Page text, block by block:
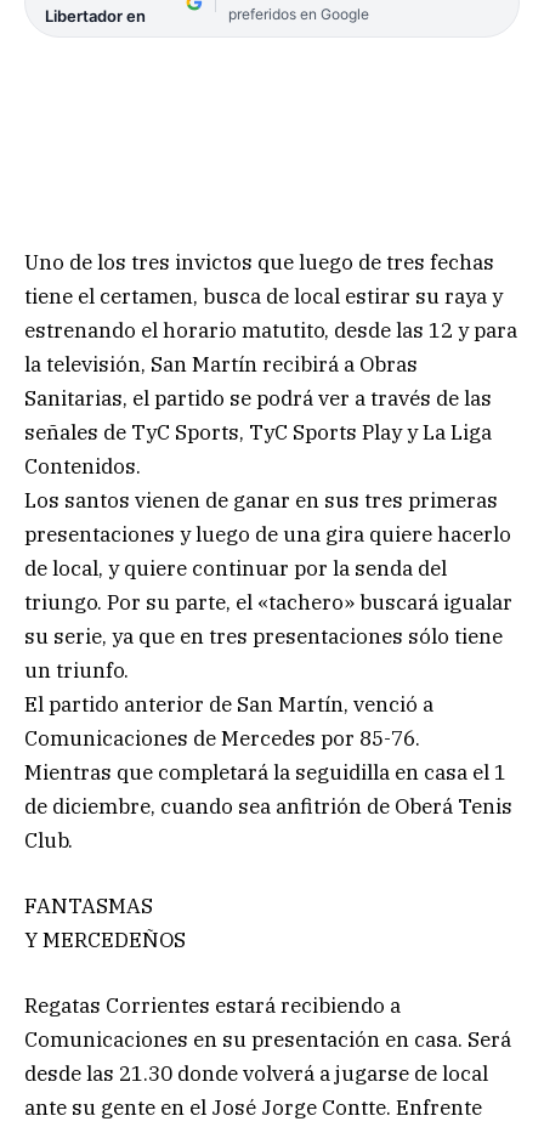
Libertador en
preferidos en Google
Uno de los tres invictos que luego de tres fechas
tiene el certamen, busca de local estirar su raya y
estrenando el horario matutito, desde las 12 y para
la televisión, San Martín recibirá a Obras
Sanitarias, el partido se podrá ver a través de las
señales de TyC Sports, TyC Sports Play y La Liga
Contenidos.
Los santos vienen de ganar en sus tres primeras
presentaciones y luego de una gira quiere hacerlo
de local, y quiere continuar por la senda del
triungo. Por su parte, el «tachero» buscará igualar
su serie, ya que en tres presentaciones sólo tiene
un triunfo.
El partido anterior de San Martín, venció a
Comunicaciones de Mercedes por 85-76.
Mientras que completará la seguidilla en casa el 1
de diciembre, cuando sea anfitrión de Oberá Tenis
Club.
FANTASMAS
Y MERCEDEÑOS
Regatas Corrientes estará recibiendo a
Comunicaciones en su presentación en casa. Será
desde las 21.30 donde volverá a jugarse de local
ante su gente en el José Jorge Contte. Enfrente